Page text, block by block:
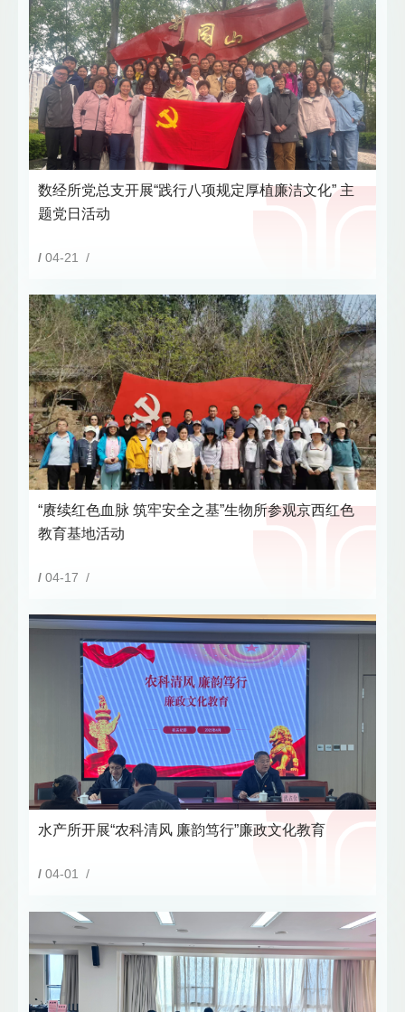
数经所党总支开展“践行八项规定厚植廉洁文化” 主
题党日活动
/ 04-21 /
“赓续红色血脉 筑牢安全之基”生物所参观京西红色
教育基地活动
/ 04-17 /
水产所开展“农科清风 廉韵笃行”廉政文化教育
/ 04-01 /